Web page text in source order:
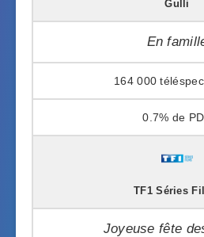
Gulli
En
164 000
0.7%
TF1 Séries
Joyeuse fête